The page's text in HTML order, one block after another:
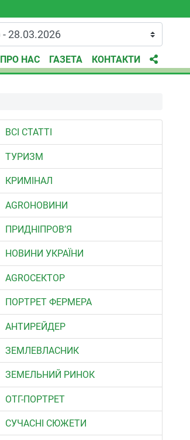
ПРО НАС ГАЗЕТА КОНТАКТИ
ВСІ СТАТТІ
ТУРИЗМ
КРИМІНАЛ
AGROНОВИНИ
ПРИДНІПРОВ’Я
НОВИНИ УКРАЇНИ
АGROСЕКТОР
ПОРТРЕТ ФЕРМЕРА
АНТИРЕЙДЕР
ЗЕМЛЕВЛАСНИК
ЗЕМЕЛЬНИЙ РИНОК
ОТГ-ПОРТРЕТ
СУЧАСНІ СЮЖЕТИ